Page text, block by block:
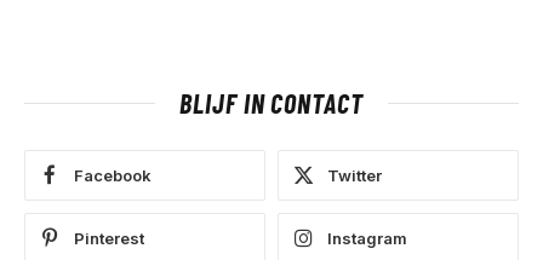
BLIJF IN CONTACT
Facebook Twitter
Pinterest Instagram